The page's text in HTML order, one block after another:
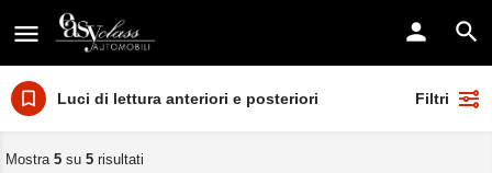
Luci di lettura anteriori e posteriori Filtri
Mostra 5 su 5 risultati